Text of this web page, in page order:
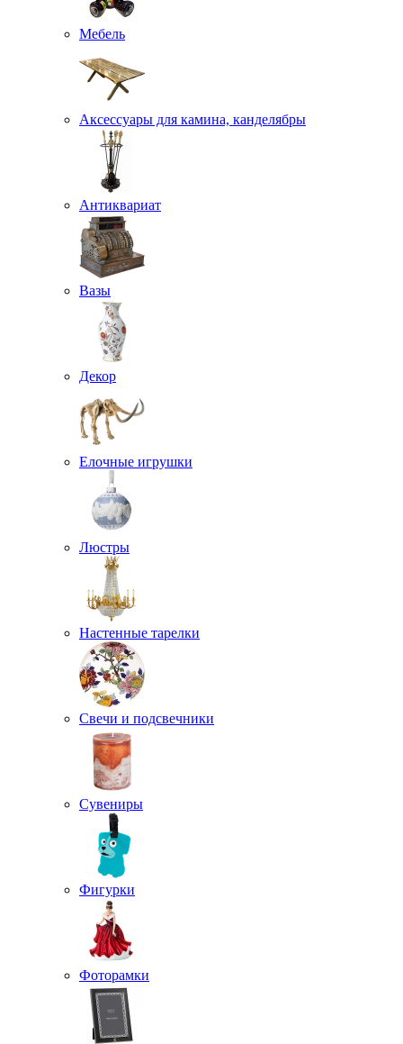
Мебель
Аксессуары для камина, канделябры
Антиквариат
Вазы
Декор
Елочные игрушки
Люстры
Настенные тарелки
Свечи и подсвечники
Сувениры
Фигурки
Фоторамки